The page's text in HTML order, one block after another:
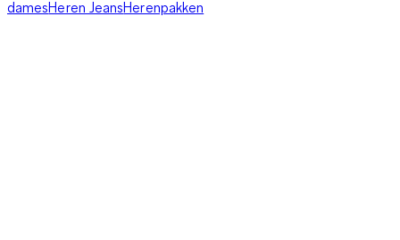
damesHeren JeansHerenpakken